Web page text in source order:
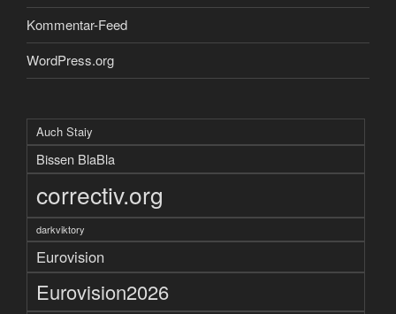
Kommentar-Feed
WordPress.org
Auch Staiy
Bissen BlaBla
correctiv.org
darkviktory
Eurovision
Eurovision2026